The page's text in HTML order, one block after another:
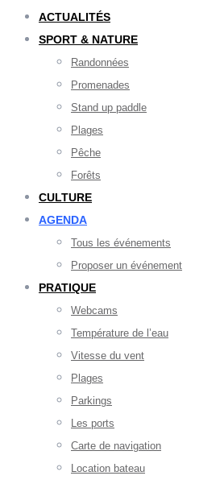
ACTUALITÉS
SPORT & NATURE
Randonnées
Promenades
Stand up paddle
Plages
Pêche
Forêts
CULTURE
AGENDA
Tous les événements
Proposer un événement
PRATIQUE
Webcams
Température de l’eau
Vitesse du vent
Plages
Parkings
Les ports
Carte de navigation
Location bateau